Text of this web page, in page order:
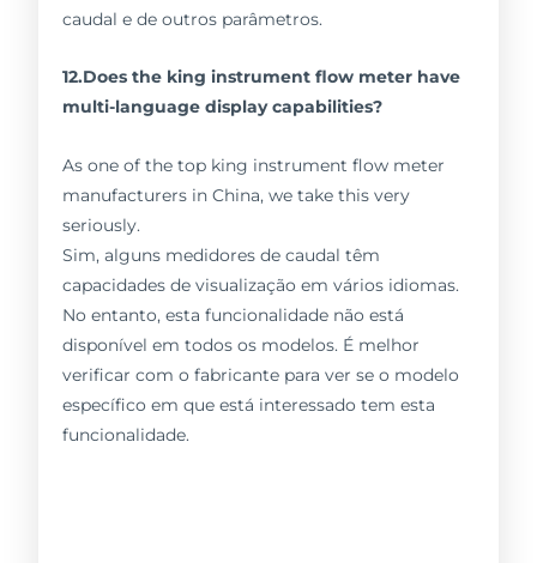
caudal e de outros parâmetros.
12.Does the king instrument flow meter have
multi-language display capabilities?
As one of the top king instrument flow meter
manufacturers in China, we take this very
seriously.
Sim, alguns medidores de caudal têm
capacidades de visualização em vários idiomas.
No entanto, esta funcionalidade não está
disponível em todos os modelos. É melhor
verificar com o fabricante para ver se o modelo
específico em que está interessado tem esta
funcionalidade.